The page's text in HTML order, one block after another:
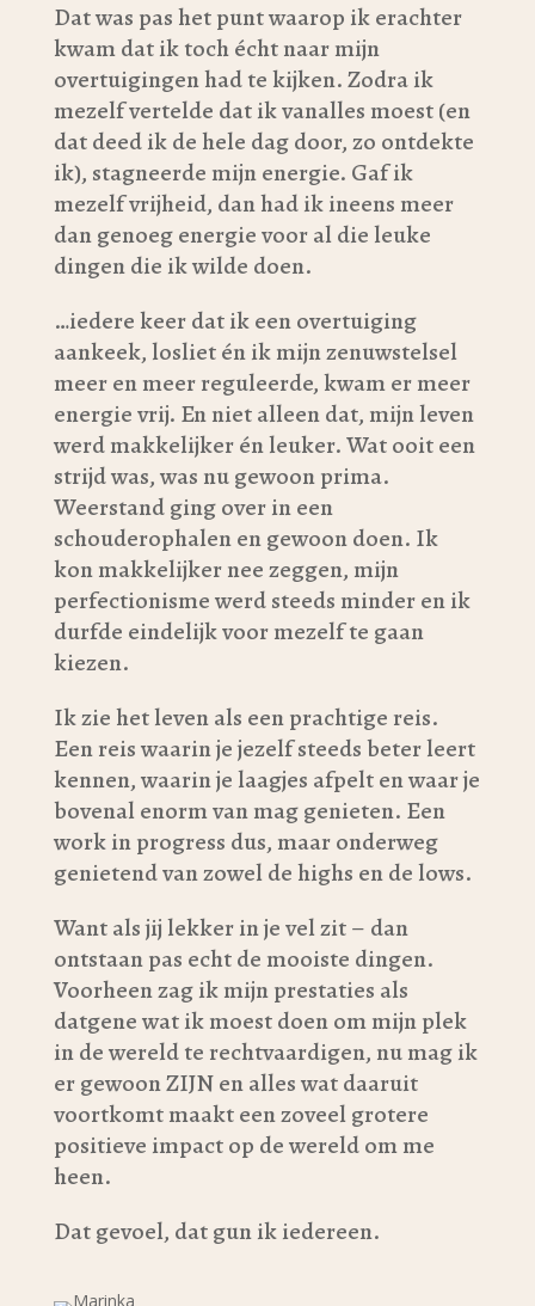
Dat was pas het punt waarop ik erachter
kwam dat ik toch écht naar mijn
overtuigingen had te kijken. Zodra ik
mezelf vertelde dat ik vanalles moest (en
dat deed ik de hele dag door, zo ontdekte
ik), stagneerde mijn energie. Gaf ik
mezelf vrijheid, dan had ik ineens meer
dan genoeg energie voor al die leuke
dingen die ik wilde doen.
…iedere keer dat ik een overtuiging
aankeek, losliet én ik mijn zenuwstelsel
meer en meer reguleerde, kwam er meer
energie vrij. En niet alleen dat, mijn leven
werd makkelijker én leuker. Wat ooit een
strijd was, was nu gewoon prima.
Weerstand ging over in een
schouderophalen en gewoon doen. Ik
kon makkelijker nee zeggen, mijn
perfectionisme werd steeds minder en ik
durfde eindelijk voor mezelf te gaan
kiezen.
Ik zie het leven als een prachtige reis.
Een reis waarin je jezelf steeds beter leert
kennen, waarin je laagjes afpelt en waar je
bovenal enorm van mag genieten. Een
work in progress dus, maar onderweg
genietend van zowel de highs en de lows.
Want als jij lekker in je vel zit – dan
ontstaan pas echt de mooiste dingen.
Voorheen zag ik mijn prestaties als
datgene wat ik moest doen om mijn plek
in de wereld te rechtvaardigen, nu mag ik
er gewoon ZIJN en alles wat daaruit
voortkomt maakt een zoveel grotere
positieve impact op de wereld om me
heen.
Dat gevoel, dat gun ik iedereen.